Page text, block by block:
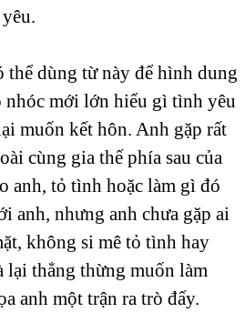
thể dùng từ này để hình dung
nhóc mới lớn hiểu gì tình yêu
muốn kết hôn. Anh gặp rất
cùng gia thế phía sau của
anh, tỏ tình hoặc làm gì đó
anh, nhưng anh chưa gặp ai
không si mê tỏ tình hay
lại thẳng thừng muốn làm
anh một trận ra trò đấy.